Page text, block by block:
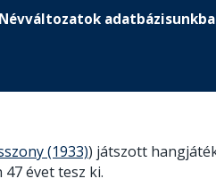
Névváltozatok
(1933)) játszott
47 évet tesz ki.